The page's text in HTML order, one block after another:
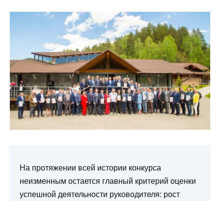
На протяжении всей истории конкурса
неизменным остается главный критерий оценки
успешной деятельности руководителя: рост